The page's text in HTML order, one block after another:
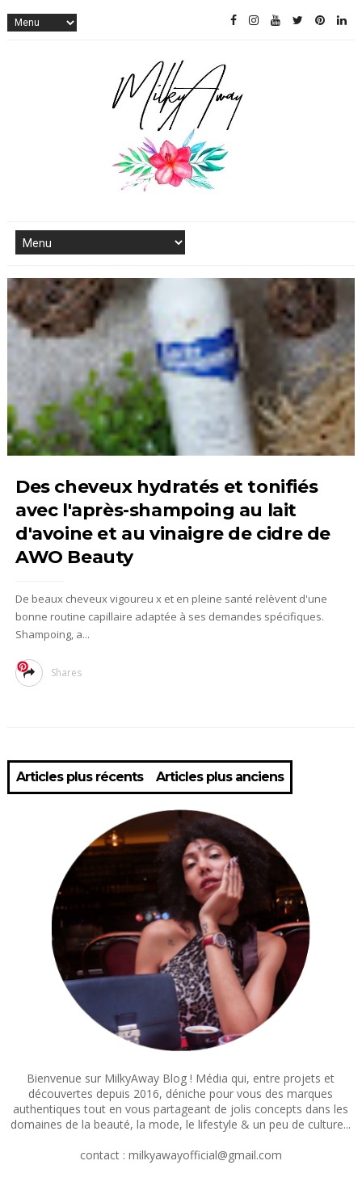
Des cheveux hydratés et tonifiés
avec l'après-shampoing au lait
d'avoine et au vinaigre de cidre de
AWO Beauty
De beaux cheveux vigoureu x et en pleine santé relèvent d'une
bonne routine capillaire adaptée à ses demandes spécifiques.
Shampoing, a...
Shares
Articles plus récents Articles plus anciens
Bienvenue sur MilkyAway Blog ! Média qui, entre projets et
découvertes depuis 2016, déniche pour vous des marques
authentiques tout en vous partageant de jolis concepts dans les
domaines de la beauté, la mode, le lifestyle & un peu de culture...
contact : milkyawayofficial@gmail.com